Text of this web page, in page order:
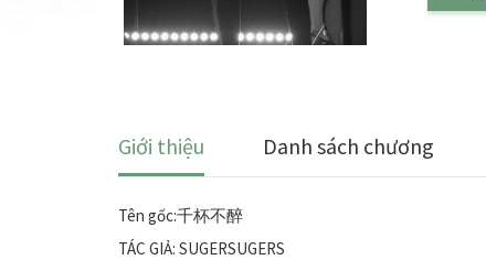
Giới thiệu Danh sách chương
Tên gốc:千杯不醉
TÁC GIẢ: SUGERSUGERS